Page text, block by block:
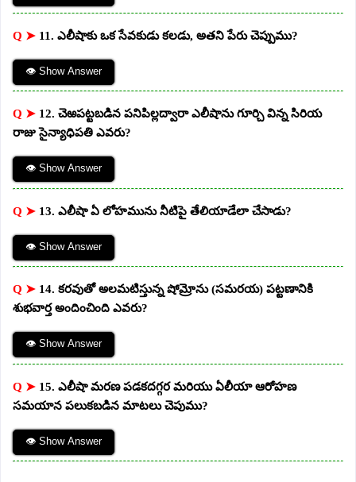
Q ➤ 11. ఎలీషాకు ఒక సేవకుడు కలడు, అతని పేరు చెప్పుము?
👁 Show Answer
Q ➤ 12. చెఱపట్టబడిన పనిపిల్లద్వారా ఎలీషాను గూర్చి విన్న సిరియ
రాజు సైన్యాధిపతి ఎవరు?
👁 Show Answer
Q ➤ 13. ఎలీషా ఏ లోహమును నీటిపై తేలియాడేలా చేసాడు?
👁 Show Answer
Q ➤ 14. కరవుతో అలమటిస్తున్న షోమ్రోను (సమరయ) పట్టణానికి
శుభవార్త అందించింది ఎవరు?
👁 Show Answer
Q ➤ 15. ఎలీషా మరణ పడకదగ్గర మరియు ఏలీయా ఆరోహణ
సమయాన పలుకబడిన మాటలు చెపుము?
👁 Show Answer